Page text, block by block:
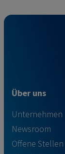
Über uns
Unternehmen
Newsroom
Offene Stellen